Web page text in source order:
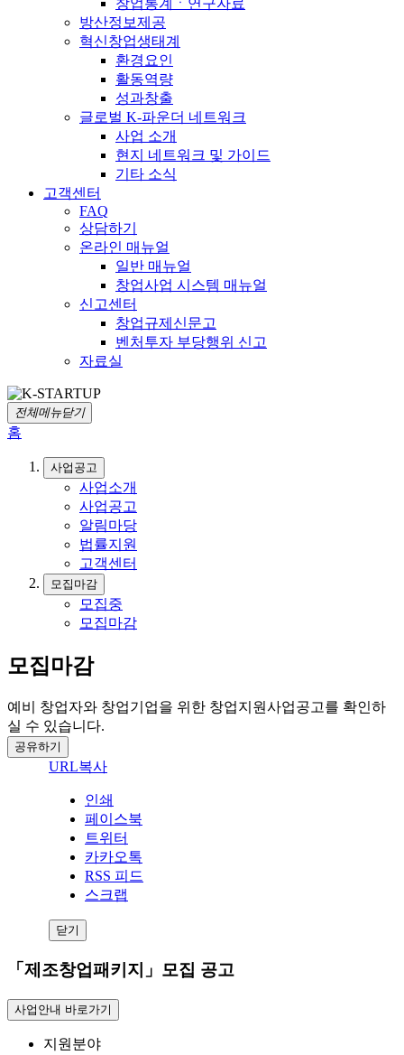
창업통계ㆍ연구자료
방산정보제공
혁신창업생태계
환경요인
활동역량
성과창출
글로벌 K-파운더 네트워크
사업 소개
현지 네트워크 및 가이드
기타 소식
고객센터
FAQ
상담하기
온라인 매뉴얼
일반 매뉴얼
창업사업 시스템 매뉴얼
신고센터
창업규제신문고
벤처투자 부당행위 신고
자료실
전체메뉴닫기
홈
사업공고
사업소개
사업공고
알림마당
법률지원
고객센터
모집마감
모집중
모집마감
모집마감
예비 창업자와 창업기업을 위한 창업지원사업공고를 확인하
실 수 있습니다.
공유하기
URL복사
인쇄
페이스북
트위터
카카오톡
RSS 피드
스크랩
닫기
「제조창업패키지」모집 공고
사업안내 바로가기
지원분야